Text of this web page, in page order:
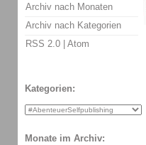
Archiv nach Monaten
Archiv nach Kategorien
RSS 2.0 | Atom
Kategorien:
Monate im Archiv: